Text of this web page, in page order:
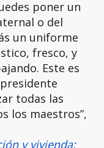
poner un
o del
un uniforme
fresco, y
Este es
todas las
los maestros”,
y vivienda: